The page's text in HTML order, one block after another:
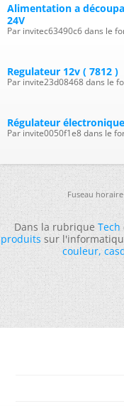
Alimentation a
24V
Par invitec63490c6 dans le
Regulateur 12v ( 7812 )
Par invite23d08468 dans le
Régulateur
Par invite0050f1e8 dans le
Fuseau
Dans la rubriqueTech
produitssur
couleur,